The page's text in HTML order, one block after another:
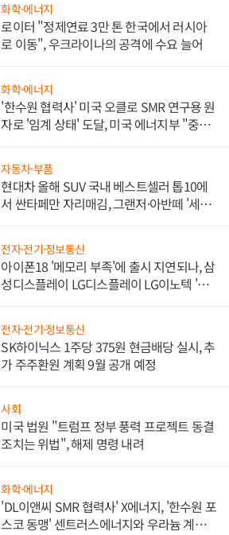
화학·에너지
로이터 "정제연료 3만 톤 한국에서 러시아
로 이동", 우크라이나의 공격에 수요 늘어
화학·에너지
'한수원 협력사' 미국 오클로 SMR 연구용 원
자로 '임계 상태' 도달, 미국 에너지부 "중요
자동차·부품
현대차 올해 SUV 국내 베스트셀러 톱10에
서 싼타페만 자리매김, 그랜저·아반떼 '세단
전자·전기·정보통신
아이폰18 '메모리 부족'에 출시 지연되나, 삼
성디스플레이 LG디스플레이 LG이노텍 '탈
전자·전기·정보통신
SK하이닉스 1주당 375원 현금배당 실시, 추
가 주주환원 계획 9월 공개 예정
사회
미국 법원 "트럼프 정부 풍력 프로젝트 동결
조치는 위법", 해제 명령 내려
화학·에너지
'DL이앤씨 SMR 협력사' X에너지, '한수원 포
스코 동맹' 센트러스에너지와 우라늄 계약